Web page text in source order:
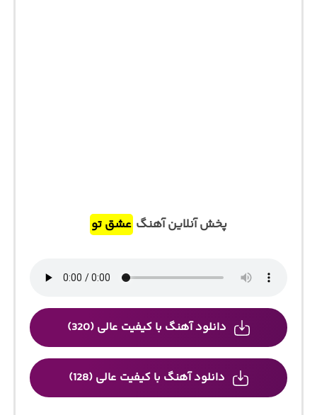
پخش آنلاین آهنگ عشق تو
دانلود آهنگ با کیفیت عالی (320)
دانلود آهنگ با کیفیت عالی (128)